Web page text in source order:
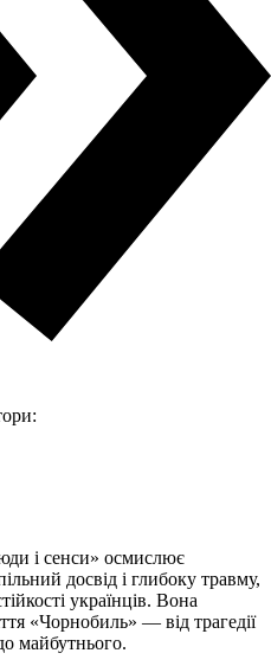
і сенси» осмислює
досвід і глибоку травму,
українців. Вона
«Чорнобиль» — від трагедії
майбутнього.